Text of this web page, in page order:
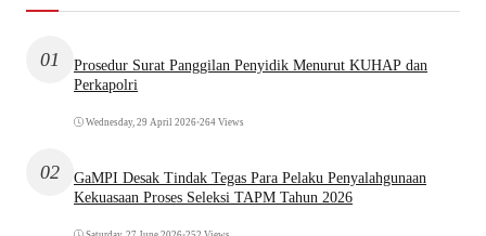
01
Prosedur Surat Panggilan Penyidik Menurut KUHAP dan
Perkapolri
Wednesday, 29 April 2026•264 Views
02
GaMPI Desak Tindak Tegas Para Pelaku Penyalahgunaan
Kekuasaan Proses Seleksi TAPM Tahun 2026